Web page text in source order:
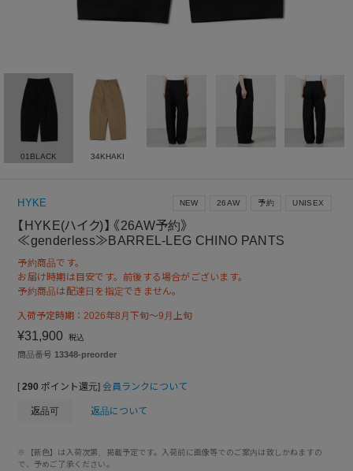
01BLACK 34KHAKI
HYKE
【HYKE(ハイク)】 《26AW予約》
≪genderless≫BARREL-LEG CHINO PANTS
予約商品です。
お届け時期は目安です。前後する場合がございます。
予約商品は配達日を指定できません。
入荷予定時期：2026年8月下旬～9月上旬
¥31,900 税込
NEW 26AW 予約 UNISEX
商品番号 13348-preorder
[ 290 ポイント還元] 会員ランクについて
返品可 返品について
※【新色】は入荷次第、掲載予定です。入荷前に画像等でのご案内は致しかねますの
で、予めご了承ください。